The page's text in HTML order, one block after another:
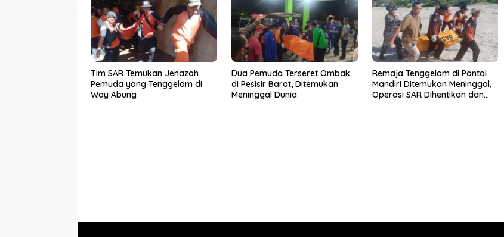
Tim SAR Temukan Jenazah
Pemuda yang Tenggelam di
Way Abung
Dua Pemuda Terseret Ombak
di Pesisir Barat, Ditemukan
Meninggal Dunia
Remaja Tenggelam di Pantai
Mandiri Ditemukan Meninggal,
Operasi SAR Dihentikan dan